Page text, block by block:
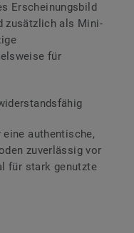
Erscheinungsbild
zusätzlich als Mini-
für
authentische,
zuverlässig vor
für stark genutzte